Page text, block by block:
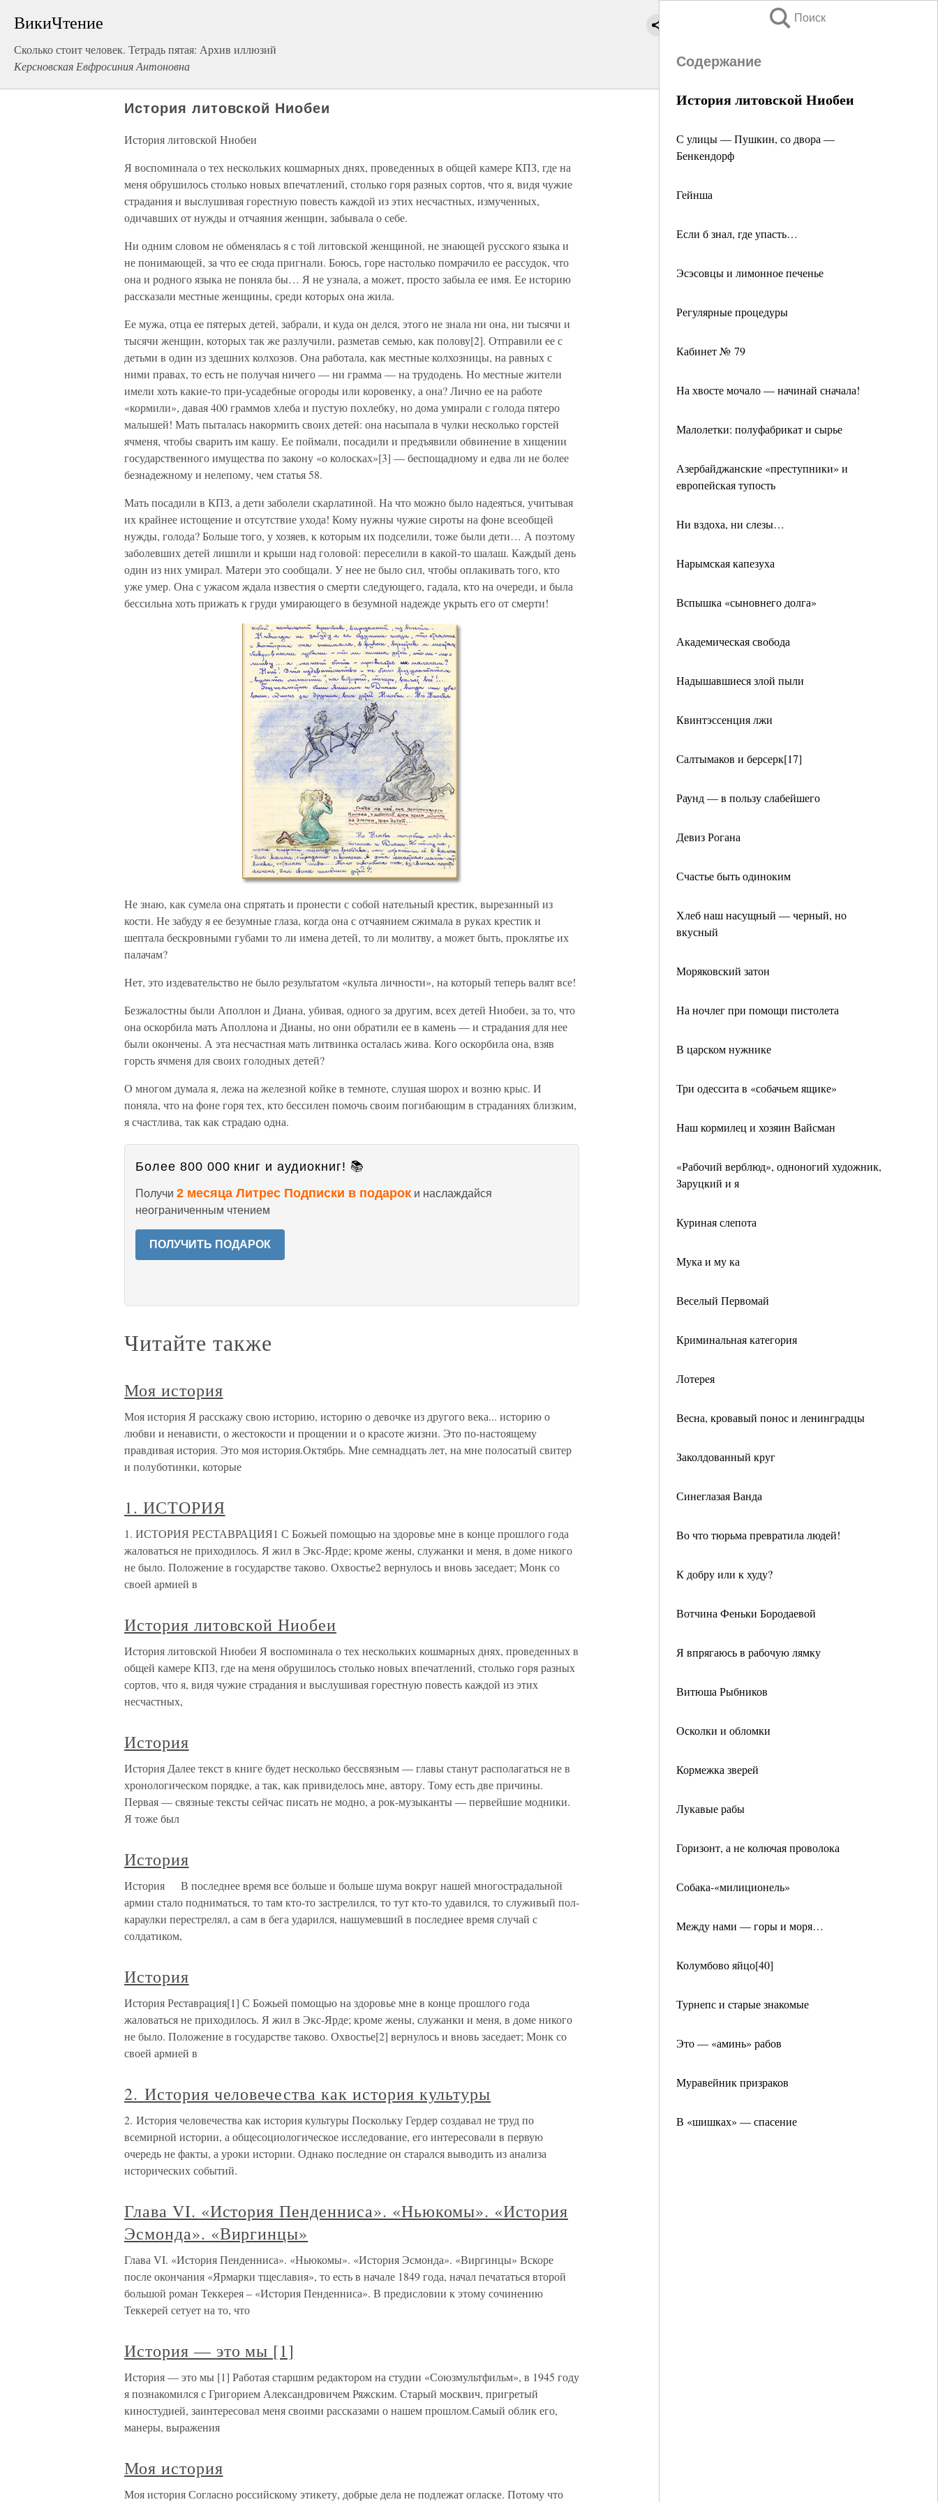
ВикиЧтение
Сколько стоит человек. Тетрадь пятая: Архив иллюзий
Керсновская Евфросиния Антоновна
Поиск
Содержание
История литовской Ниобеи
С улицы — Пушкин, со двора —
Бенкендорф
Гейнша
Если б знал, где упасть…
Эсэсовцы и лимонное печенье
Регулярные процедуры
Кабинет № 79
На хвосте мочало — начинай сначала!
Малолетки: полуфабрикат и сырье
Азербайджанские «преступники» и
европейская тупость
Ни вздоха, ни слезы…
Нарымская капезуха
Вспышка «сыновнего долга»
Академическая свобода
Надышавшиеся злой пыли
Квинтэссенция лжи
Салтымаков и берсерк[17]
Раунд — в пользу слабейшего
Девиз Рогана
Счастье быть одиноким
Хлеб наш насущный — черный, но
вкусный
Моряковский затон
На ночлег при помощи пистолета
В царском нужнике
Три одессита в «собачьем ящике»
Наш кормилец и хозяин Вайсман
«Рабочий верблюд», одноногий художник,
Заруцкий и я
Куриная слепота
Мука и му ка
Веселый Первомай
Криминальная категория
Лотерея
Весна, кровавый понос и ленинградцы
Заколдованный круг
Синеглазая Ванда
Во что тюрьма превратила людей!
К добру или к худу?
Вотчина Феньки Бородаевой
Я впрягаюсь в рабочую лямку
Витюша Рыбников
Осколки и обломки
Кормежка зверей
Лукавые рабы
Горизонт, а не колючая проволока
Собака-«милиционель»
Между нами — горы и моря…
Колумбово яйцо[40]
Турнепс и старые знакомые
Это — «аминь» рабов
Муравейник призраков
В «шишках» — спасение
История литовской Ниобеи
История литовской Ниобеи
Я воспоминала о тех нескольких кошмарных днях, проведенных в общей камере КПЗ, где на
меня обрушилось столько новых впечатлений, столько горя разных сортов, что я, видя чужие
страдания и выслушивая горестную повесть каждой из этих несчастных, измученных,
одичавших от нужды и отчаяния женщин, забывала о себе.
Ни одним словом не обменялась я с той литовской женщиной, не знающей русского языка и
не понимающей, за что ее сюда пригнали. Боюсь, горе настолько помрачило ее рассудок, что
она и родного языка не поняла бы… Я не узнала, а может, просто забыла ее имя. Ее историю
рассказали местные женщины, среди которых она жила.
Ее мужа, отца ее пятерых детей, забрали, и куда он делся, этого не знала ни она, ни тысячи и
тысячи женщин, которых так же разлучили, разметав семью, как полову[2]. Отправили ее с
детьми в один из здешних колхозов. Она работала, как местные колхозницы, на равных с
ними правах, то есть не получая ничего — ни грамма — на трудодень. Но местные жители
имели хоть какие-то при-усадебные огороды или коровенку, а она? Лично ее на работе
«кормили», давая 400 граммов хлеба и пустую похлебку, но дома умирали с голода пятеро
малышей! Мать пыталась накормить своих детей: она насыпала в чулки несколько горстей
ячменя, чтобы сварить им кашу. Ее поймали, посадили и предъявили обвинение в хищении
государственного имущества по закону «о колосках»[3] — беспощадному и едва ли не более
безнадежному и нелепому, чем статья 58.
Мать посадили в КПЗ, а дети заболели скарлатиной. На что можно было надеяться, учитывая
их крайнее истощение и отсутствие ухода! Кому нужны чужие сироты на фоне всеобщей
нужды, голода? Больше того, у хозяев, к которым их подселили, тоже были дети… А поэтому
заболевших детей лишили и крыши над головой: переселили в какой-то шалаш. Каждый день
один из них умирал. Матери это сообщали. У нее не было сил, чтобы оплакивать того, кто
уже умер. Она с ужасом ждала известия о смерти следующего, гадала, кто на очереди, и была
бессильна хоть прижать к груди умирающего в безумной надежде укрыть его от смерти!
Не знаю, как сумела она спрятать и пронести с собой нательный крестик, вырезанный из
кости. Не забуду я ее безумные глаза, когда она с отчаянием сжимала в руках крестик и
шептала бескровными губами то ли имена детей, то ли молитву, а может быть, проклятье их
палачам?
Нет, это издевательство не было результатом «культа личности», на который теперь валят все!
Безжалостны были Аполлон и Диана, убивая, одного за другим, всех детей Ниобеи, за то, что
она оскорбила мать Аполлона и Дианы, но они обратили ее в камень — и страдания для нее
были окончены. А эта несчастная мать литвинка осталась жива. Кого оскорбила она, взяв
горсть ячменя для своих голодных детей?
О многом думала я, лежа на железной койке в темноте, слушая шорох и возню крыс. И
поняла, что на фоне горя тех, кто бессилен помочь своим погибающим в страданиях близким,
я счастлива, так как страдаю одна.
Более 800 000 книг и аудиокниг! 📚
Получи 2 месяца Литрес Подписки в подарок и наслаждайся
неограниченным чтением
ПОЛУЧИТЬ ПОДАРОК
Читайте также
Моя история
Моя история Я расскажу свою историю, историю о девочке из другого века... историю о
любви и ненависти, о жестокости и прощении и о красоте жизни. Это по-настоящему
правдивая история. Это моя история.Октябрь. Мне семнадцать лет, на мне полосатый свитер
и полуботинки, которые
1. ИСТОРИЯ
1. ИСТОРИЯ РЕСТАВРАЦИЯ1 С Божьей помощью на здоровье мне в конце прошлого года
жаловаться не приходилось. Я жил в Экс-Ярде; кроме жены, служанки и меня, в доме никого
не было. Положение в государстве таково. Охвостье2 вернулось и вновь заседает; Монк со
своей армией в
История литовской Ниобеи
История литовской Ниобеи Я воспоминала о тех нескольких кошмарных днях, проведенных в
общей камере КПЗ, где на меня обрушилось столько новых впечатлений, столько горя разных
сортов, что я, видя чужие страдания и выслушивая горестную повесть каждой из этих
несчастных,
История
История Далее текст в книге будет несколько бессвязным — главы станут располагаться не в
хронологическом порядке, а так, как привиделось мне, автору. Тому есть две причины.
Первая — связные тексты сейчас писать не модно, а рок-музыканты — первейшие модники.
Я тоже был
История
История В последнее время все больше и больше шума вокруг нашей многострадальной
армии стало подниматься, то там кто-то застрелился, то тут кто-то удавился, то служивый пол-
караулки перестрелял, а сам в бега ударился, нашумевший в последнее время случай с
солдатиком,
История
История Реставрация[1] С Божьей помощью на здоровье мне в конце прошлого года
жаловаться не приходилось. Я жил в Экс-Ярде; кроме жены, служанки и меня, в доме никого
не было. Положение в государстве таково. Охвостье[2] вернулось и вновь заседает; Монк со
своей армией в
2. История человечества как история культуры
2. История человечества как история культуры Поскольку Гердер создавал не труд по
всемирной истории, а общесоциологическое исследование, его интересовали в первую
очередь не факты, а уроки истории. Однако последние он старался выводить из анализа
исторических событий.
Глава VI. «История Пенденниса». «Ньюкомы». «История
Эсмонда». «Виргинцы»
Глава VI. «История Пенденниса». «Ньюкомы». «История Эсмонда». «Виргинцы» Вскоре
после окончания «Ярмарки тщеславия», то есть в начале 1849 года, начал печататься второй
большой роман Теккерея – «История Пенденниса». В предисловии к этому сочинению
Теккерей сетует на то, что
История — это мы [1]
История — это мы [1] Работая старшим редактором на студии «Союзмультфильм», в 1945 году
я познакомился с Григорием Александровичем Ряжским. Старый москвич, пригретый
киностудией, заинтересовал меня своими рассказами о нашем прошлом.Самый облик его,
манеры, выражения
Моя история
Моя история Согласно российскому этикету, добрые дела не подлежат огласке. Потому что